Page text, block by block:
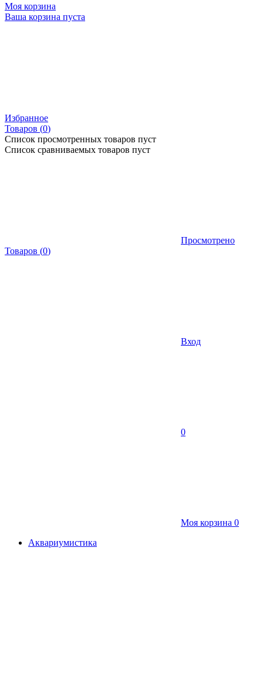
Моя корзина
Ваша корзина пуста
Избранное
Товаров (0)
Список просмотренных товаров пуст
Список сравниваемых товаров пуст
Просмотрено
Товаров (0)
Вход
0
Моя корзина 0
Аквариумистика